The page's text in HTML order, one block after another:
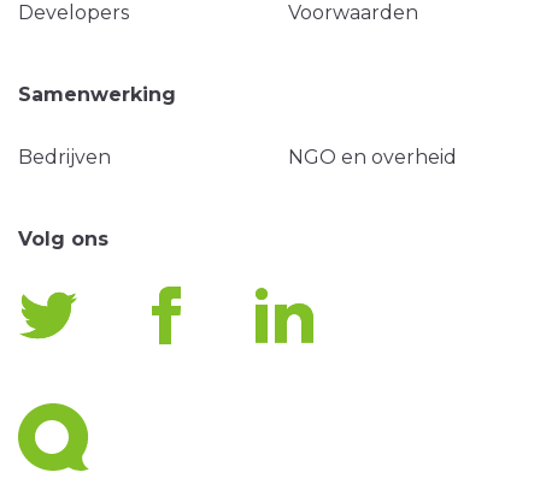
Developers Voorwaarden
Samenwerking
Bedrijven NGO en overheid
Volg ons